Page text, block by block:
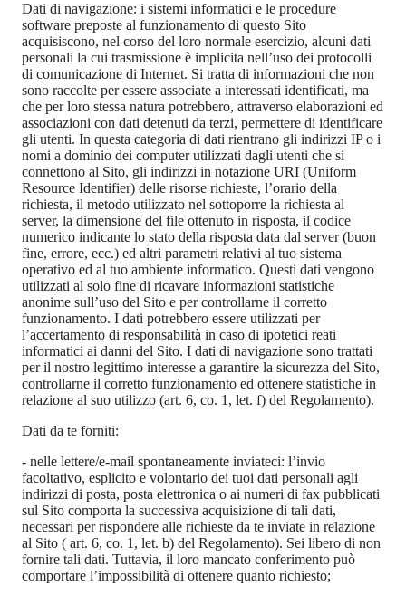
Dati di navigazione: i sistemi informatici e le procedure
software preposte al funzionamento di questo Sito
acquisiscono, nel corso del loro normale esercizio, alcuni dati
personali la cui trasmissione è implicita nell’uso dei protocolli
di comunicazione di Internet. Si tratta di informazioni che non
sono raccolte per essere associate a interessati identificati, ma
che per loro stessa natura potrebbero, attraverso elaborazioni ed
associazioni con dati detenuti da terzi, permettere di identificare
gli utenti. In questa categoria di dati rientrano gli indirizzi IP o i
nomi a dominio dei computer utilizzati dagli utenti che si
connettono al Sito, gli indirizzi in notazione URI (Uniform
Resource Identifier) delle risorse richieste, l’orario della
richiesta, il metodo utilizzato nel sottoporre la richiesta al
server, la dimensione del file ottenuto in risposta, il codice
numerico indicante lo stato della risposta data dal server (buon
fine, errore, ecc.) ed altri parametri relativi al tuo sistema
operativo ed al tuo ambiente informatico. Questi dati vengono
utilizzati al solo fine di ricavare informazioni statistiche
anonime sull’uso del Sito e per controllarne il corretto
funzionamento. I dati potrebbero essere utilizzati per
l’accertamento di responsabilità in caso di ipotetici reati
informatici ai danni del Sito. I dati di navigazione sono trattati
per il nostro legittimo interesse a garantire la sicurezza del Sito,
controllarne il corretto funzionamento ed ottenere statistiche in
relazione al suo utilizzo (art. 6, co. 1, let. f) del Regolamento).
Dati da te forniti:
- nelle lettere/e-mail spontaneamente inviateci: l’invio
facoltativo, esplicito e volontario dei tuoi dati personali agli
indirizzi di posta, posta elettronica o ai numeri di fax pubblicati
sul Sito comporta la successiva acquisizione di tali dati,
necessari per rispondere alle richieste da te inviate in relazione
al Sito ( art. 6, co. 1, let. b) del Regolamento). Sei libero di non
fornire tali dati. Tuttavia, il loro mancato conferimento può
comportare l’impossibilità di ottenere quanto richiesto;